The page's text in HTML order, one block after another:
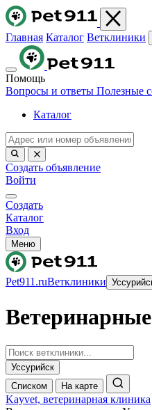
Главная Каталог Ветклиники
Помощь
Вопросы и ответы Полезные
Каталог
Создать объявление
Войти
Создать
Каталог
Вход
Меню
Pet911.ruВетклиники
Уссурийск
Списком
На карте
Kayvet, ветеринарная клиника